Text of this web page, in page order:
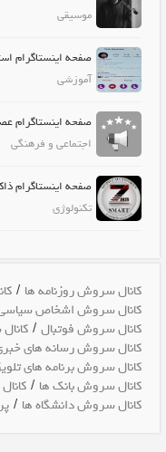
موسیقی
صفحه اینستاگرام
آموزشی
صفحه اینستاگرام
اجتماعی و فرهنگی
صفحه اینستاگرام
تکنولوژی
کانال سروش روزنامه ها /
کانال سروش اشخاص
کانال سروش فوتبال /
کانال سروش رسانه های
کانال سروش برنامه های
کانال سروش بانک ها /
کانال سروش دانشگاه ها /